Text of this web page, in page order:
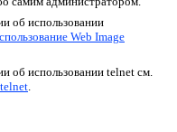
об использовании
Web Image
об использовании telnet см.
.